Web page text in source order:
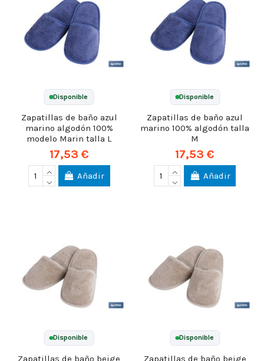
Disponible
Zapatillas de baño azul
marino algodón 100%
modelo Marin talla L
17,53 €
Añadir
Disponible
Zapatillas de baño azul
marino 100% algodón talla
M
17,53 €
Añadir
Disponible
Zapatillas de baño beige
Disponible
Zapatillas de baño beige